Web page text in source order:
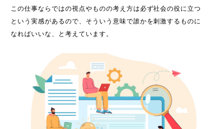
この仕事ならではの視点やものの考え方は必ず社会の役に立つ
という実感があるので、そういう意味で誰かを刺激するものに
なればいいな、と考えています。